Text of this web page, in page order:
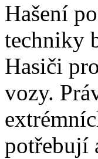
Hašení
techniky
Hasiči
vozy.
potřebují